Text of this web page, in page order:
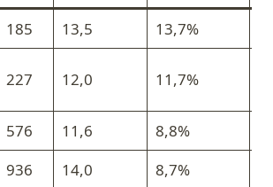
185 13,5 13,7%
227 12,0 11,7%
576 11,6 8,8%
936 14,0 8,7%